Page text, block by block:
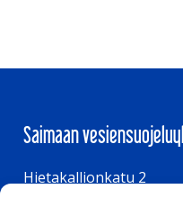
Saimaan
Hietakallionkatu 2